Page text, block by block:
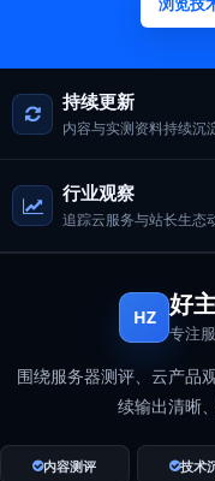
持续更新
内容与实测资料持续沉
行业观察
追踪云服务与站长生态
HZ 好
专注
围绕服务器测评、云产品
续输出清晰
内容测评 技术